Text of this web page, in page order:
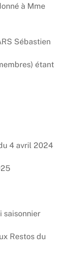
à Mme
Sébastien
étant
4 avril 2024
saisonnier
Restos du